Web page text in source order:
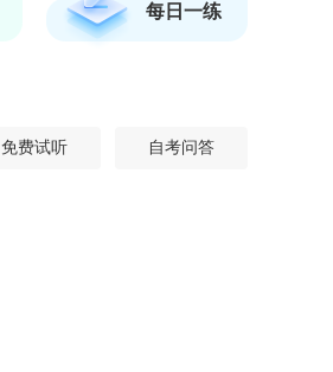
每日一练
免费试听 自考问答